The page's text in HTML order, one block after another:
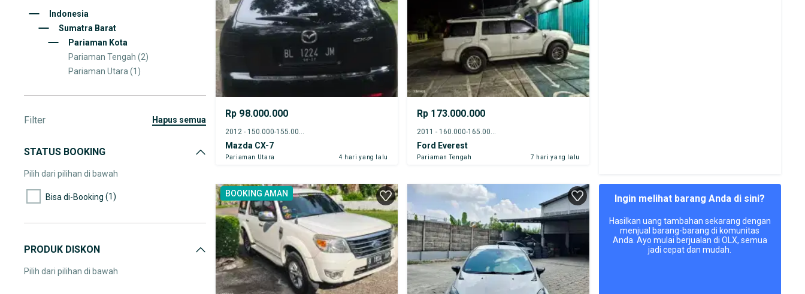
Indonesia
Sumatra Barat
Pariaman Kota
Pariaman Tengah (2)
Pariaman Utara (1)
Filter hapus semua
STATUS BOOKING
Pilih dari pilihan di bawah
Bisa di-Booking (1)
PRODUK DISKON
Pilih dari pilihan di bawah
Rp 98.000.000
Mazda CX-7
Pariaman Utara 4 hari yang lalu
Rp 173.000.000
Ford Everest
Pariaman Tengah 7 hari yang lalu
BOOKING AMAN Ingin melihat barang Anda di sini?
Hasilkan uang tambahan sekarang dengan
menjual barang-barang di komunitas
Anda. Ayo mulai berjualan di OLX, semua
jadi cepat dan mudah.